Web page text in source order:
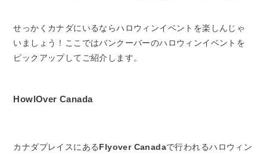
せっかくカナダにいるならハロウィンイベントを楽しんじゃ
いましょう！ここではバンクーバーのハロウィンイベントを
ピックアップしてご紹介します。
HowlOver Canada
カナダプレイスにあるFlyover Canadaで行われるハロウィン